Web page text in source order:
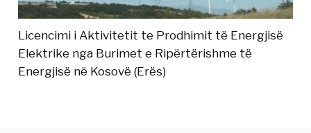
Licencimi i Aktivitetit te Prodhimit të Energjisë
Elektrike nga Burimet e Ripërtërishme të
Energjisë në Kosovë (Erës)